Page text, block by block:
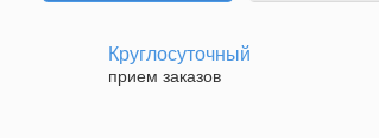
Круглосуточный
прием заказов